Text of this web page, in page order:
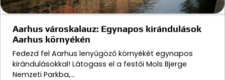
Aarhus városkalauz: Egynapos kirándulások
Aarhus környékén
Fedezd fel Aarhus lenyűgöző környékét egynapos
kirándulásokkal! Látogass el a festői Mols Bjerge
Nemzeti Parkba,…